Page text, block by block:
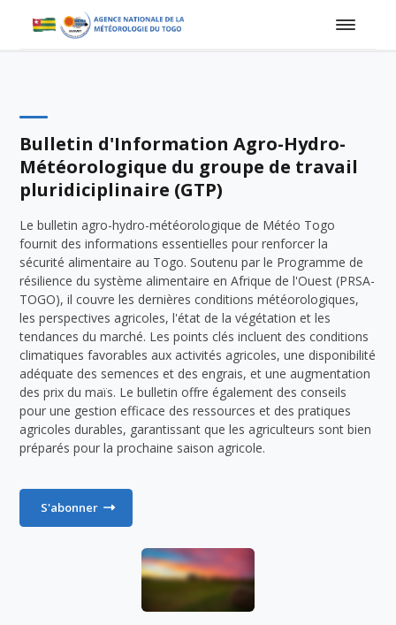
Bulletin d'Information Agro-Hydro-
Météorologique du groupe de travail
pluridiciplinaire (GTP)
Le bulletin agro-hydro-météorologique de Météo Togo
fournit des informations essentielles pour renforcer la
sécurité alimentaire au Togo. Soutenu par le Programme de
résilience du système alimentaire en Afrique de l'Ouest (PRSA-
TOGO), il couvre les dernières conditions météorologiques,
les perspectives agricoles, l'état de la végétation et les
tendances du marché. Les points clés incluent des conditions
climatiques favorables aux activités agricoles, une disponibilité
adéquate des semences et des engrais, et une augmentation
des prix du maïs. Le bulletin offre également des conseils
pour une gestion efficace des ressources et des pratiques
agricoles durables, garantissant que les agriculteurs sont bien
préparés pour la prochaine saison agricole.
S'abonner